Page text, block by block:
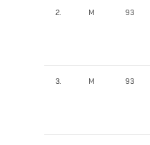
2. M 93
3. M 93